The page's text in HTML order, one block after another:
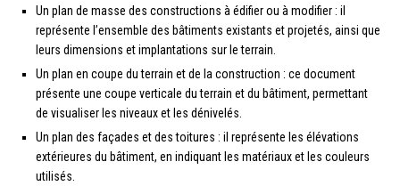
Un plan de masse des constructions à édifier ou à modifier : il
représente l’ensemble des bâtiments existants et projetés, ainsi que
leurs dimensions et implantations sur le terrain.
Un plan en coupe du terrain et de la construction : ce document
présente une coupe verticale du terrain et du bâtiment, permettant
de visualiser les niveaux et les dénivelés.
Un plan des façades et des toitures : il représente les élévations
extérieures du bâtiment, en indiquant les matériaux et les couleurs
utilisés.